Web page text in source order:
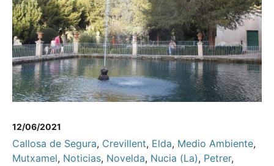
12/06/2021
Callosa de Segura, Crevillent, Elda, Medio Ambiente,
Mutxamel, Noticias, Novelda, Nucia (La), Petrer,